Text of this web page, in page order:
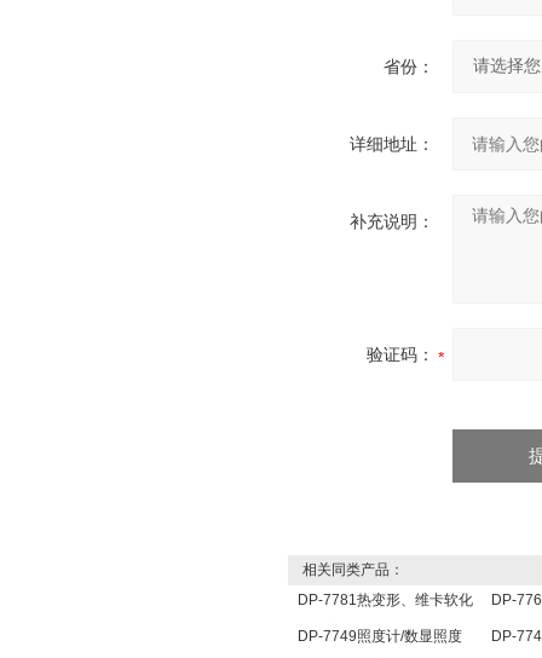
省份：
详细地址：
补充说明：
验证码：
相关同类产品：
DP-7781热变形、维卡软化
点温度测定仪/维卡仪
DP-
器/孔
DP-7749照度计/数显照度
DP-